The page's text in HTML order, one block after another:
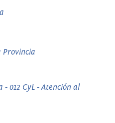
Provincia
012 CyL - Atención al